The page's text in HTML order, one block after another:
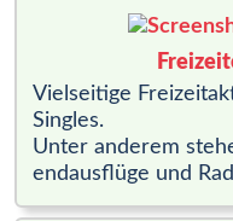
Vielseitige
Singles.
Unter anderem
end­aus­flüge und